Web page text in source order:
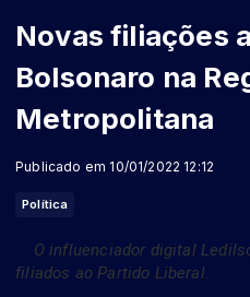
Novas filiações
Bolsonaro na
Metropolitana
Publicado em 10/01/2022 12:12
Política
O influenciador digital
filiados ao Partido Liberal.